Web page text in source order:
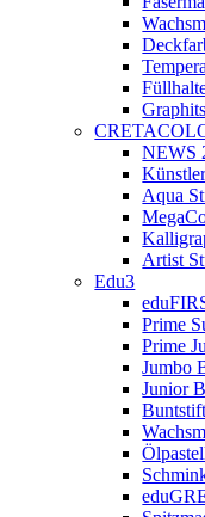
NEWS
Aqua
Artist
Edu3
Prime
Prime
Jumbo
Junior